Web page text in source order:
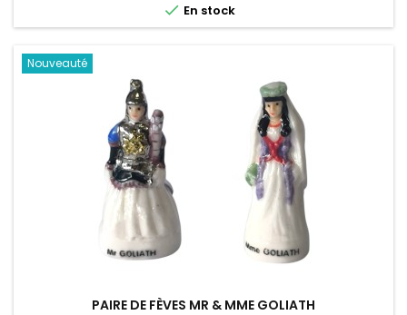
 En stock
Nouveauté
PAIRE DE FÈVES MR & MME GOLIATH